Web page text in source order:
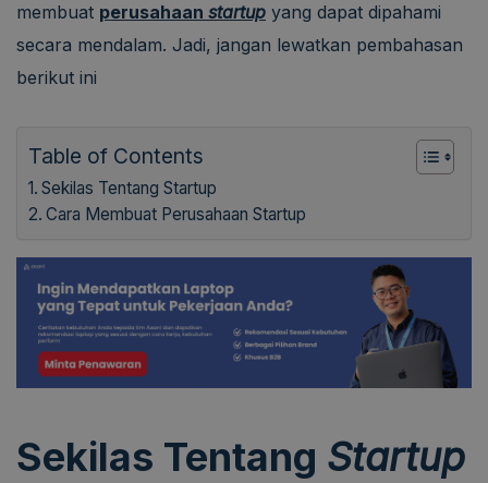
membuat perusahaan startup yang dapat dipahami
secara mendalam. Jadi, jangan lewatkan pembahasan
berikut ini
Table of Contents
Sekilas Tentang Startup
Cara Membuat Perusahaan Startup
Sekilas Tentang Startup